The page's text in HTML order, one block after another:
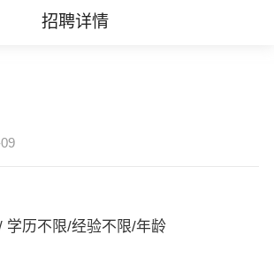
招聘详情
学历不限/经验不限/年龄